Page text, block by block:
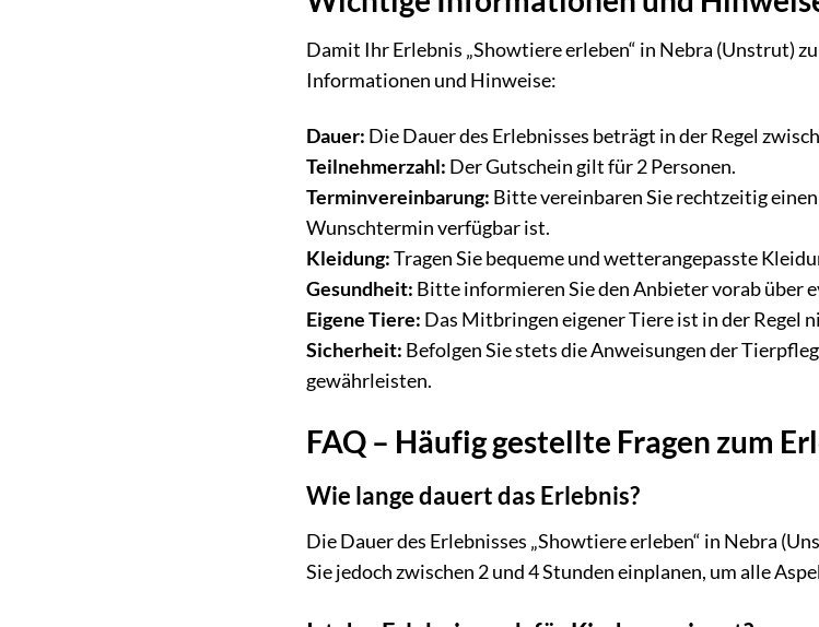
Damit Ihr Erlebnis „Showtiere erleben“ in Nebra (Unstrut)
Informationen und Hinweise:
Dauer: Die Dauer des Erlebnisses beträgt in der Regel
Teilnehmerzahl: Der Gutschein gilt für 2 Personen.
Terminvereinbarung: Bitte vereinbaren Sie rechtzeitig
Wunschtermin verfügbar ist.
Kleidung:Tragen Sie bequeme und wetterangepasste
Gesundheit: Bitte informieren Sie den Anbieter vorab über
Eigene Tiere: Das Mitbringen eigener Tiere ist in der Regel
Sicherheit: Befolgen Sie stets die Anweisungen der
gewährleisten.
FAQ – Häufig gestellte Fragen zum
Wie lange dauert das Erlebnis?
Die Dauer des Erlebnisses „Showtiere erleben“ in Nebra
Sie jedoch zwischen 2 und 4 Stunden einplanen, um alle